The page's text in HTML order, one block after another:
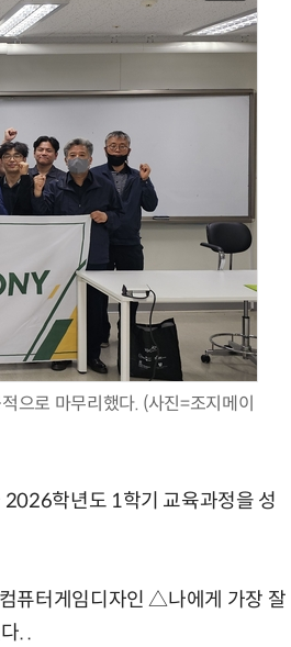
으로 마무리했다. (사진=조지메이
학년도 1학기 교육과정을 성
퓨터게임디자인 △나에게 가장 잘
. .
정점식 “김용범 이미 한국경제 빌
런…李 대통령, 경질 결단해야”
돌려차기 피해자 불러 놓고 “돌려차